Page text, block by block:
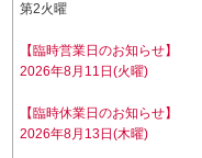
第2火曜
【臨時営業日のお知らせ】
2026年8月11日(火曜)
【臨時休業日のお知らせ】
2026年8月13日(木曜)